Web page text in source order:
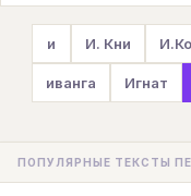
и И. Кни
иванга Игнат
ПОПУЛЯРНЫЕ ТЕКСТЫ